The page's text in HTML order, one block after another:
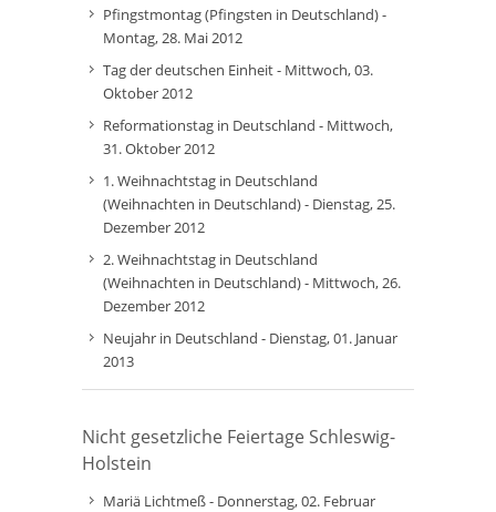
Pfingstmontag (Pfingsten in Deutschland) -
Montag, 28. Mai 2012
Tag der deutschen Einheit - Mittwoch, 03.
Oktober 2012
Reformationstag in Deutschland - Mittwoch,
31. Oktober 2012
1. Weihnachtstag in Deutschland
(Weihnachten in Deutschland) - Dienstag, 25.
Dezember 2012
2. Weihnachtstag in Deutschland
(Weihnachten in Deutschland) - Mittwoch, 26.
Dezember 2012
Neujahr in Deutschland - Dienstag, 01. Januar
2013
Nicht gesetzliche Feiertage Schleswig-
Holstein
Mariä Lichtmeß - Donnerstag, 02. Februar